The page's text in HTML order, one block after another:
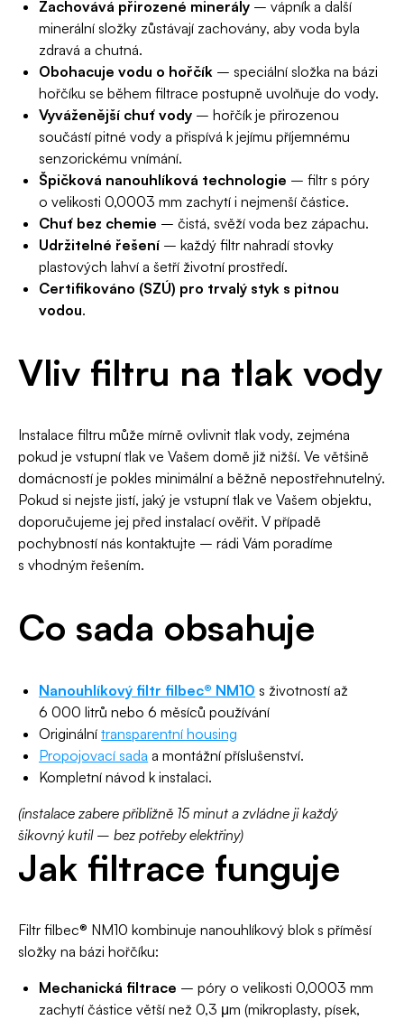
Zachovává přirozené minerály – vápník a další
minerální složky zůstávají zachovány, aby voda byla
zdravá a chutná.
Obohacuje vodu o hořčík – speciální složka na bázi
hořčíku se během filtrace postupně uvolňuje do vody.
Vyváženější chuť vody – hořčík je přirozenou
součástí pitné vody a přispívá k jejímu příjemnému
senzorickému vnímání.
Špičková nanouhlíková technologie – filtr s póry
o velikosti 0,0003 mm zachytí i nejmenší částice.
Chuť bez chemie – čistá, svěží voda bez zápachu.
Udržitelné řešení – každý filtr nahradí stovky
plastových lahví a šetří životní prostředí.
Certifikováno (SZÚ) pro trvalý styk s pitnou
vodou.
Vliv filtru na tlak vody
Instalace filtru může mírně ovlivnit tlak vody, zejména
pokud je vstupní tlak ve Vašem domě již nižší. Ve většině
domácností je pokles minimální a běžně nepostřehnutelný.
Pokud si nejste jistí, jaký je vstupní tlak ve Vašem objektu,
doporučujeme jej před instalací ověřit. V případě
pochybností nás kontaktujte – rádi Vám poradíme
s vhodným řešením.
Co sada obsahuje
Nanouhlíkový filtr filbec® NM10 s životností až
6 000 litrů nebo 6 měsíců používání
Originálnítransparentní housing
Propojovací sada a montážní příslušenství.
Kompletní návod k instalaci.
(instalace zabere přibližně 15 minut a zvládne ji každý
šikovný kutil – bez potřeby elektřiny)
Jak filtrace funguje
Filtr filbec® NM10 kombinuje nanouhlíkový blok s příměsí
složky na bázi hořčíku:
Mechanická filtrace – póry o velikosti 0,0003 mm
zachytí částice větší než 0,3 μm (mikroplasty, písek,